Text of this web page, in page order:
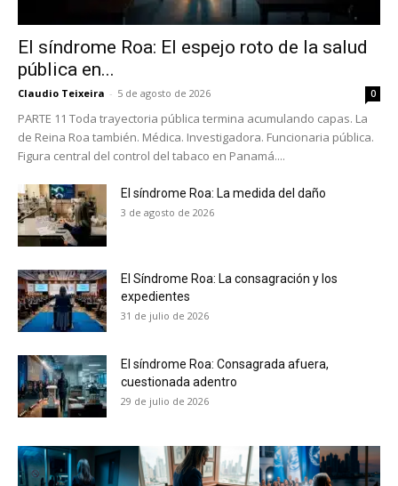
No te pierdas de las
Suscríbete a nuestro boletín diario y
El síndrome Roa: El espejo roto de la salud
pública en...
Claudio Teixeira - 5 de agosto de 2026 0
PARTE 11 Toda trayectoria pública termina acumulando capas. La
de Reina Roa también. Médica. Investigadora. Funcionaria pública.
Figura central del control del tabaco en Panamá....
El síndrome Roa: La medida del daño
3 de agosto de 2026
El Síndrome Roa: La consagración y los
expedientes
31 de julio de 2026
El síndrome Roa: Consagrada afuera,
cuestionada adentro
29 de julio de 2026